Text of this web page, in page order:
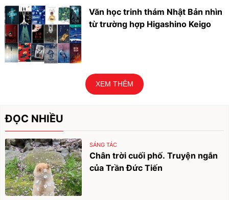
Văn học trinh thám Nhật Bản nhìn
từ trường hợp Higashino Keigo
XEM THÊM
ĐỌC NHIỀU
SÁNG TÁC
Chân trời cuối phố. Truyện ngắn
của Trần Đức Tiến